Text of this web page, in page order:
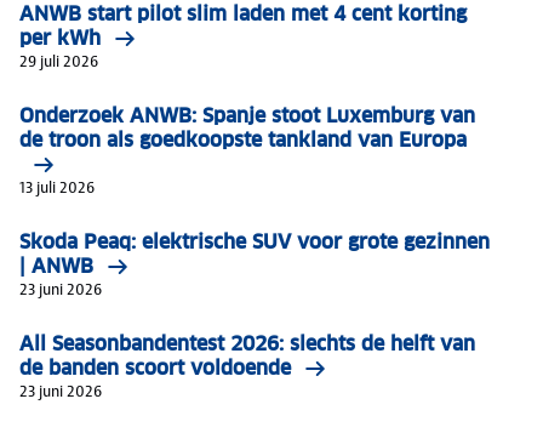
ANWB start pilot slim laden met 4 cent korting
per kWh
29 juli 2026
Onderzoek ANWB: Spanje stoot Luxemburg van
de troon als goedkoopste tankland van Europa
13 juli 2026
Skoda Peaq: elektrische SUV voor grote gezinnen
| ANWB
23 juni 2026
All Seasonbandentest 2026: slechts de helft van
de banden scoort voldoende
23 juni 2026